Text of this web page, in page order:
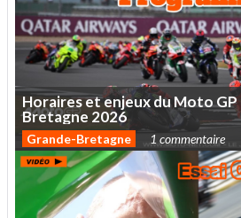
HorairesetenjeuxduMotoGP
Bretagne 2026
Grande-Bretagne 1 commentaire